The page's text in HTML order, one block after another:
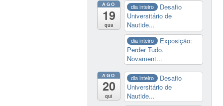
AGO
19
qua
dia inteiro
Desafio
Universitário de
Nautide...
dia inteiro
Exposição:
Perder Tudo.
Novament...
AGO
20
qui
dia inteiro
Desafio
Universitário de
Nautide...